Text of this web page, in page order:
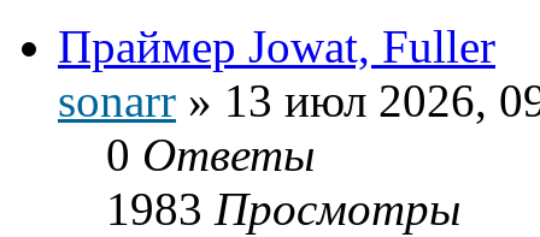
Праймер Jowat, Fuller
sonarr » 13 июл 2026,
0 Ответы
1983 Просмотры